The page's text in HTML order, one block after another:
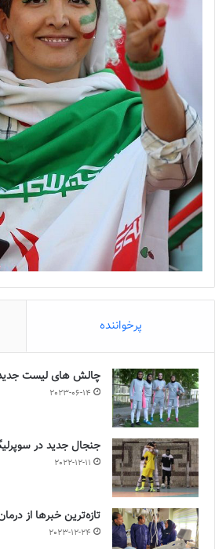
پرخواننده
چالش هاى ليست جدید
2023-06-14
جنجال جدید در
2022-12-11
تازه‌ترین خبرها از درمان ۲ ملی‌پوش فوتبال
2023-12-24